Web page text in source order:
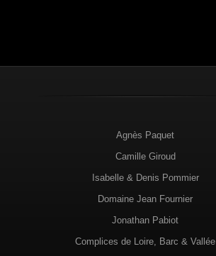
Agnès Paquet
Camille Giroud
Isabelle & Denis Pommier
Domaine Jean Fournier
Jonathan Pabiot
Complices de Loire, Barc & Vallée